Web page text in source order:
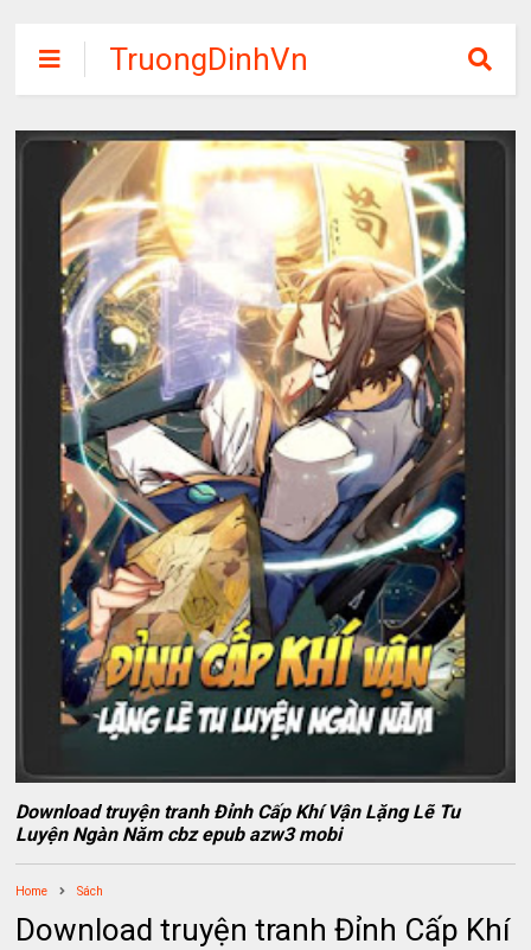
TruongDinhVn
Chia sẽ ebook,
các khóa học,
phần mềm học
tập miễn phí
Download truyện tranh Đỉnh Cấp Khí Vận Lặng Lẽ Tu
Luyện Ngàn Năm cbz epub azw3 mobi
Home Sách
Download truyện tranh Đỉnh Cấp Khí